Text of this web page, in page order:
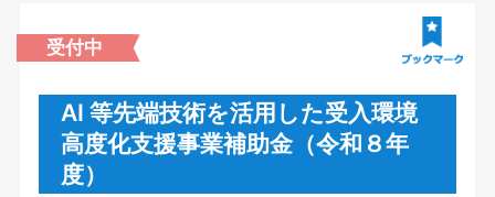
受付中
AI 等先端技術を活用した受入環境
高度化支援事業補助金（令和８年
度）